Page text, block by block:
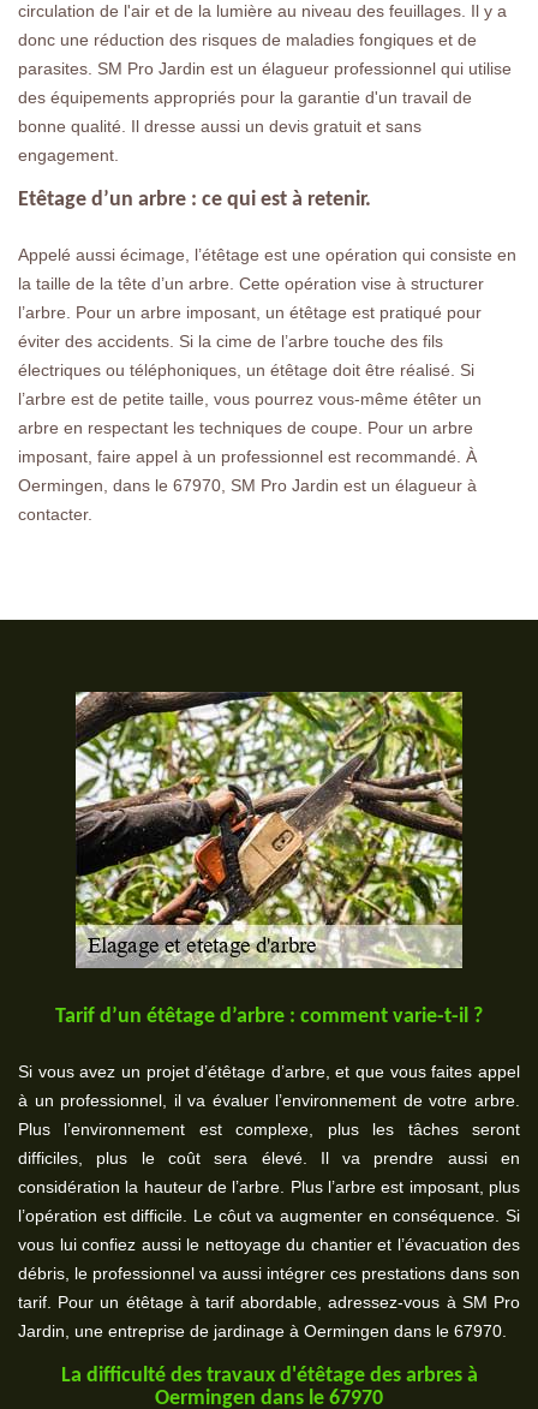
circulation de l'air et de la lumière au niveau des feuillages. Il y a
donc une réduction des risques de maladies fongiques et de
parasites. SM Pro Jardin est un élagueur professionnel qui utilise
des équipements appropriés pour la garantie d'un travail de
bonne qualité. Il dresse aussi un devis gratuit et sans
engagement.
Etêtage d’un arbre : ce qui est à retenir.
Appelé aussi écimage, l’étêtage est une opération qui consiste en
la taille de la tête d’un arbre. Cette opération vise à structurer
l’arbre. Pour un arbre imposant, un étêtage est pratiqué pour
éviter des accidents. Si la cime de l’arbre touche des fils
électriques ou téléphoniques, un étêtage doit être réalisé. Si
l’arbre est de petite taille, vous pourrez vous-même étêter un
arbre en respectant les techniques de coupe. Pour un arbre
imposant, faire appel à un professionnel est recommandé. À
Oermingen, dans le 67970, SM Pro Jardin est un élagueur à
contacter.
Tarif d’un étêtage d’arbre : comment varie-t-il ?
Si vous avez un projet d’étêtage d’arbre, et que vous faites appel
à un professionnel, il va évaluer l’environnement de votre arbre.
Plus l’environnement est complexe, plus les tâches seront
difficiles, plus le coût sera élevé. Il va prendre aussi en
considération la hauteur de l’arbre. Plus l’arbre est imposant, plus
l’opération est difficile. Le côut va augmenter en conséquence. Si
vous lui confiez aussi le nettoyage du chantier et l’évacuation des
débris, le professionnel va aussi intégrer ces prestations dans son
tarif. Pour un étêtage à tarif abordable, adressez-vous à SM Pro
Jardin, une entreprise de jardinage à Oermingen dans le 67970.
La difficulté des travaux d'étêtage des arbres à
Oermingen dans le 67970